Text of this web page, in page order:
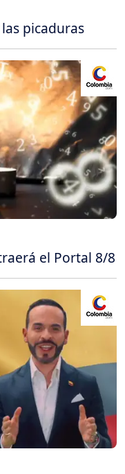
picaduras
el Portal 8/8